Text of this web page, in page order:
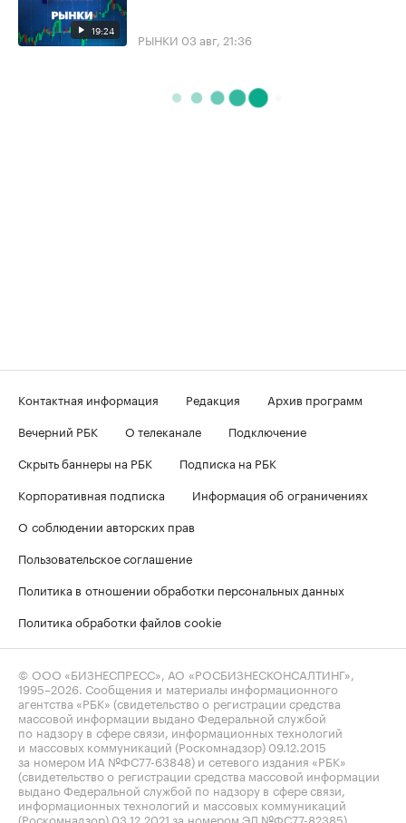
19:24 РЫНКИ 03 авг, 21:36
Контактная информация Редакция
Архив программ
Вечерний РБК
О телеканале
Подключение
Скрыть баннеры на РБК
Подписка на РБК
Корпоративная подписка
Информация об ограничениях
О соблюдении авторских прав
Пользовательское соглашение
Политика в отношении обработки персональных данных
Политика обработки файлов cookie
© ООО «БИЗНЕСПРЕСС», АО «РОСБИЗНЕСКОНСАЛТИНГ»,
1995–2026 . Сообщения и материалы информационного
агентства «РБК» (свидетельство о регистрации средства
массовой информации выдано Федеральной службой
по надзору в сфере связи, информационных технологий
и массовых коммуникаций (Роскомнадзор) 09.12.2015
за номером ИА №ФС77-63848) и сетевого издания «РБК»
(свидетельство о регистрации средства массовой информации
выдано Федеральной службой по надзору в сфере связи,
информационных технологий и массовых коммуникаций
(Роскомнадзор) 03.12.2021 за номером ЭЛ №ФС77-82385)